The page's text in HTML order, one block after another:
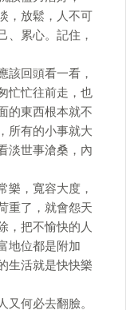
，放鬆，人不可
、累心。記住，
該回頭看一看，
忙忙往前走，也
的東西根本就不
所有的小事就大
淡世事滄桑，內
樂，寬容大度，
重了，就會怨天
，把不愉快的人
地位都是附加
生活就是快快樂
何必去翻臉。